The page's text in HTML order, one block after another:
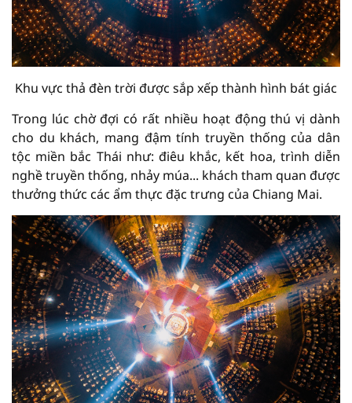
Khu vực thả đèn trời được sắp xếp thành hình bát giác
Trong lúc chờ đợi có rất nhiều hoạt động thú vị dành
cho du khách, mang đậm tính truyền thống của dân
tộc miền bắc Thái như: điêu khắc, kết hoa, trình diễn
nghề truyền thống, nhảy múa... khách tham quan được
thưởng thức các ẩm thực đặc trưng của Chiang Mai.